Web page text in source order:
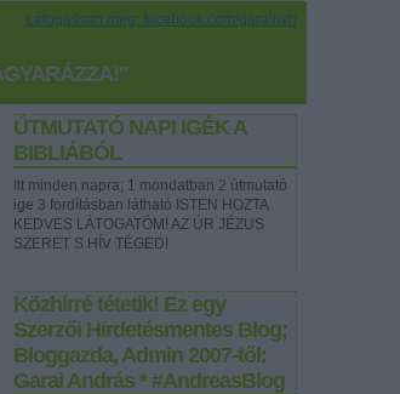
Látogasson meg: facebook.com/garainyh
ÚTMUTATÓ NAPI IGÉK A
BIBLIÁBÓL
Itt minden napra; 1 mondatban 2 útmutató
ige 3 fordításban látható ISTEN HOZTA
KEDVES LÁTOGATÓM! AZ ÚR JÉZUS
SZERET S HÍV TÉGED!
Közhírré tétetik! Ez egy
Szerzői Hirdetésmentes Blog;
Bloggazda, Admin 2007-től:
Garai András * #AndreasBlog